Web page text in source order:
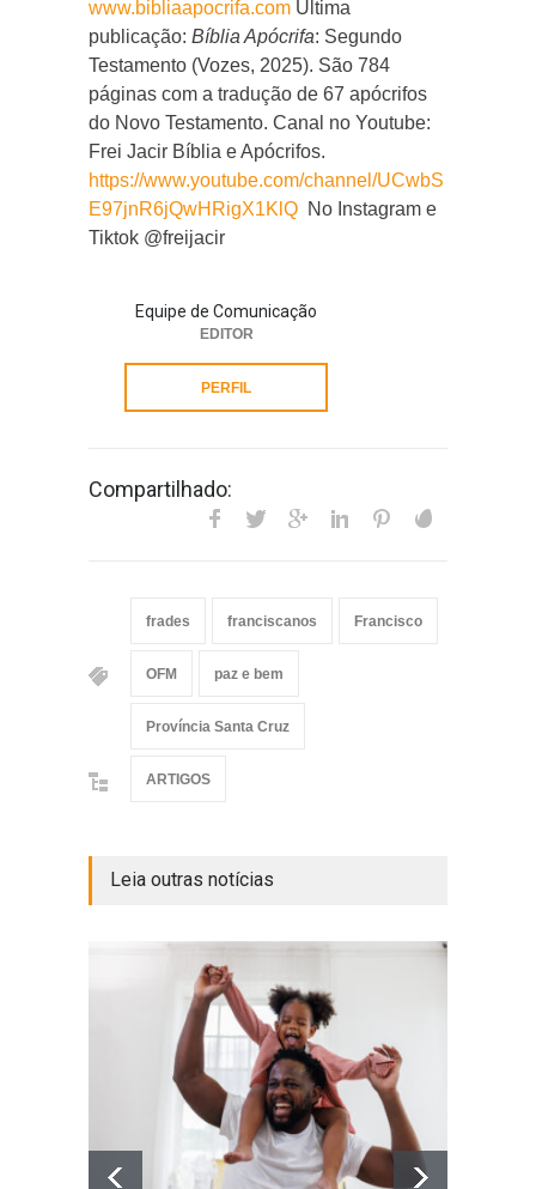
www.bibliaapocrifa.com Última
publicação: Bíblia Apócrifa: Segundo
Testamento (Vozes, 2025). São 784
páginas com a tradução de 67 apócrifos
do Novo Testamento. Canal no Youtube:
Frei Jacir Bíblia e Apócrifos.
https://www.youtube.com/channel/UCwbS
E97jnR6jQwHRigX1KlQ No Instagram e
Tiktok @freijacir
Equipe de Comunicação
EDITOR
PERFIL
Compartilhado:
frades franciscanos Francisco
OFM paz e bem
Província Santa Cruz
ARTIGOS
Leia outras notícias